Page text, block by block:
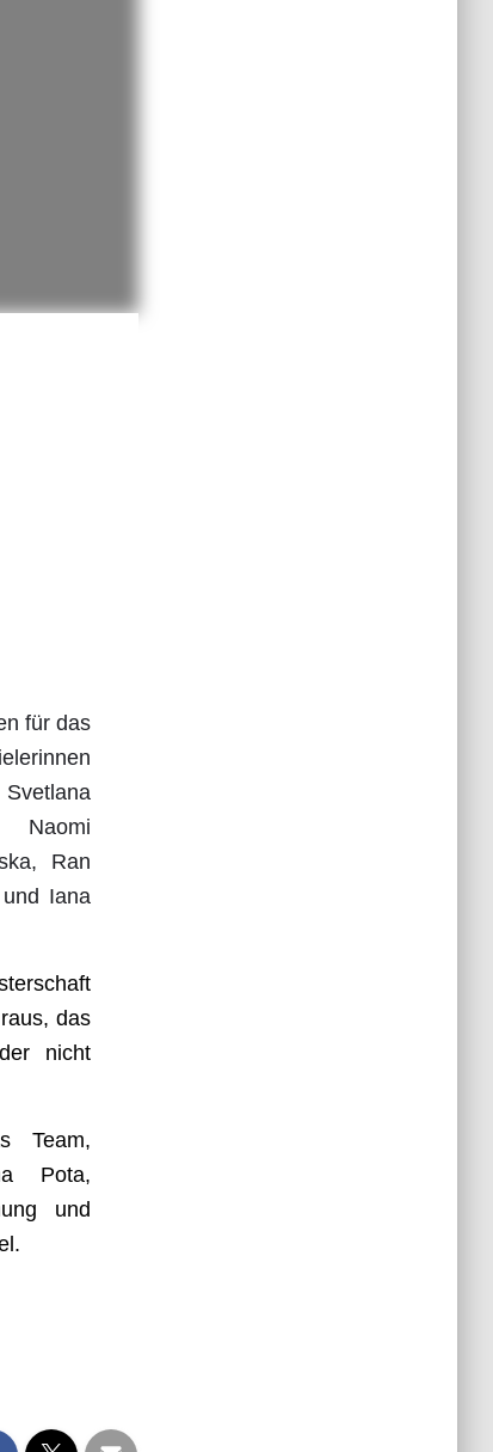
für das
Naomi
Ran
Iana
das
nicht
Team,
Pota,
und